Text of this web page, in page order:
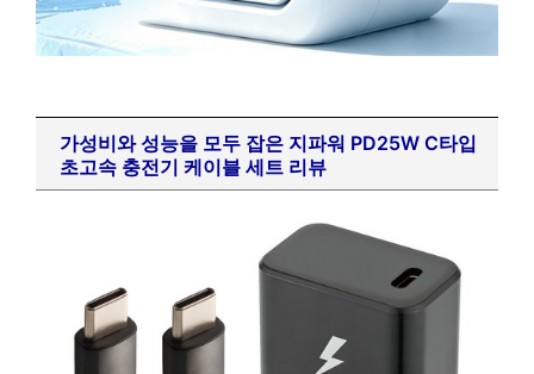
가성비와 성능을 모두 잡은 지파워 PD25W C타입
초고속 충전기 케이블 세트 리뷰